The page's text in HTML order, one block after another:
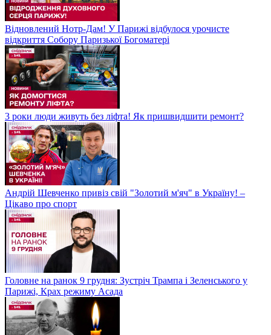
Відновлений Нотр-Дам! У Парижі відбулося урочисте
відкриття Собору Паризької Богоматері
3 роки люди живуть без ліфта! Як пришвидшити ремонт?
Андрій Шевченко привіз свій "Золотий м'яч" в Україну! –
Цікаво про спорт
Головне на ранок 9 грудня: Зустріч Трампа і Зеленського у
Парижі, Крах режиму Асада